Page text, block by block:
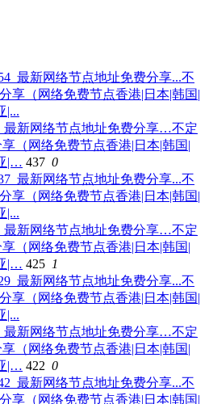
最新网络节点地址免费分享…不定
（网络免费节点香港|日本|韩国|
|… 437 0
最新网络节点地址免费分享…不定
（网络免费节点香港|日本|韩国|
|… 425 1
最新网络节点地址免费分享…不定
（网络免费节点香港|日本|韩国|
|… 422 0